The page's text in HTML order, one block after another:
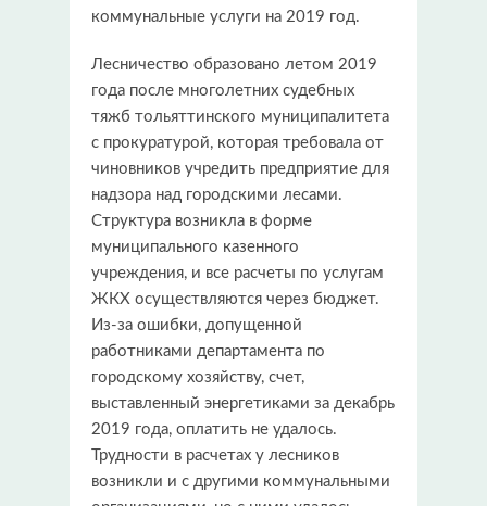
коммунальные услуги на 2019 год.
Лесничество образовано летом 2019
года после многолетних судебных
тяжб тольяттинского муниципалитета
с прокуратурой, которая требовала от
чиновников учредить предприятие для
надзора над городскими лесами.
Структура возникла в форме
муниципального казенного
учреждения, и все расчеты по услугам
ЖКХ осуществляются через бюджет.
Из-за ошибки, допущенной
работниками департамента по
городскому хозяйству, счет,
выставленный энергетиками за декабрь
2019 года, оплатить не удалось.
Трудности в расчетах у лесников
возникли и с другими коммунальными